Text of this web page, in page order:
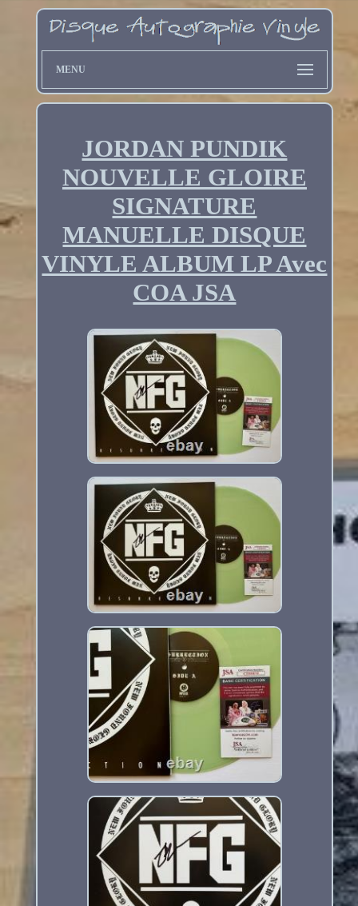
MENU
JORDAN PUNDIK
NOUVELLE GLOIRE
SIGNATURE
MANUELLE DISQUE
VINYLE ALBUM LP Avec
COA JSA